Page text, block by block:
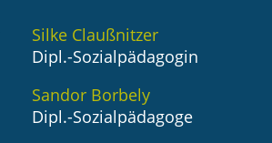
Silke Claußnitzer
Dipl.-Sozialpädagogin
Sandor Borbely
Dipl.-Sozialpädagoge